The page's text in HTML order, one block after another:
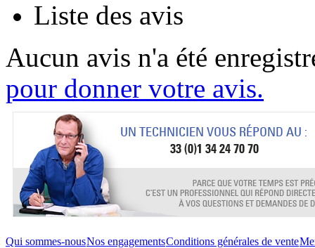
Liste des avis
Aucun avis n'a été
pour donner votre avis.
Qui sommes-nousNos engagementsConditions générales de vente